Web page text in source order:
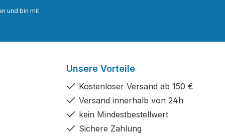
und bin mit
Unsere Vorteile
Kostenloser Versand ab 150 €
Versand innerhalb von 24h
kein Mindestbestellwert
Sichere Zahlung